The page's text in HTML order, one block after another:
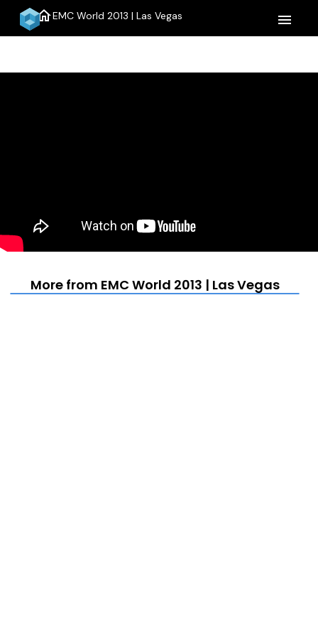
homeEMC World 2013 | Las Vegas menu
More from EMC World 2013 | Las Vegas